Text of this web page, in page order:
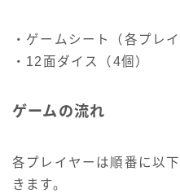
・ゲームシート（各プレイ
・12面ダイス（4個）
ゲームの流れ
各プレイヤーは順番に以
きます。